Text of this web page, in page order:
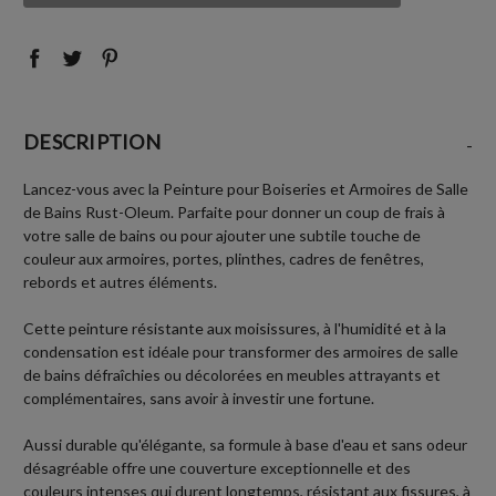
:
:
DESCRIPTION -
Lancez-vous avec la Peinture pour Boiseries et Armoires de Salle
de Bains Rust-Oleum. Parfaite pour donner un coup de frais à
votre salle de bains ou pour ajouter une subtile touche de
couleur aux armoires, portes, plinthes, cadres de fenêtres,
rebords et autres éléments.
Cette peinture résistante aux moisissures, à l'humidité et à la
condensation est idéale pour transformer des armoires de salle
de bains défraîchies ou décolorées en meubles attrayants et
complémentaires, sans avoir à investir une fortune.
Aussi durable qu'élégante, sa formule à base d'eau et sans odeur
désagréable offre une couverture exceptionnelle et des
couleurs intenses qui durent longtemps, résistant aux fissures, à